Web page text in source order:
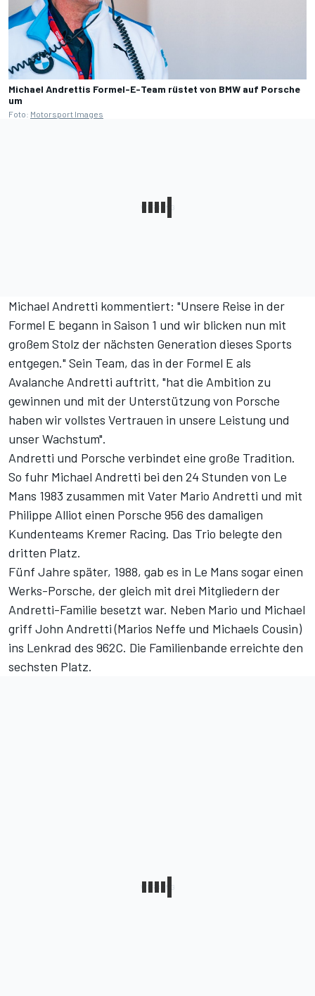
Michael Andrettis Formel-E-Team rüstet von BMW auf Porsche
um
Foto: Motorsport Images
Michael Andretti kommentiert: "Unsere Reise in der
Formel E begann in Saison 1 und wir blicken nun mit
großem Stolz der nächsten Generation dieses Sports
entgegen." Sein Team, das in der Formel E als
Avalanche Andretti auftritt, "hat die Ambition zu
gewinnen und mit der Unterstützung von Porsche
haben wir vollstes Vertrauen in unsere Leistung und
unser Wachstum".
Andretti und Porsche verbindet eine große Tradition.
So fuhr Michael Andretti bei den 24 Stunden von Le
Mans 1983 zusammen mit Vater Mario Andretti und mit
Philippe Alliot einen Porsche 956 des damaligen
Kundenteams Kremer Racing. Das Trio belegte den
dritten Platz.
Fünf Jahre später, 1988, gab es in Le Mans sogar einen
Werks-Porsche, der gleich mit drei Mitgliedern der
Andretti-Familie besetzt war. Neben Mario und Michael
griff John Andretti (Marios Neffe und Michaels Cousin)
ins Lenkrad des 962C. Die Familienbande erreichte den
sechsten Platz.